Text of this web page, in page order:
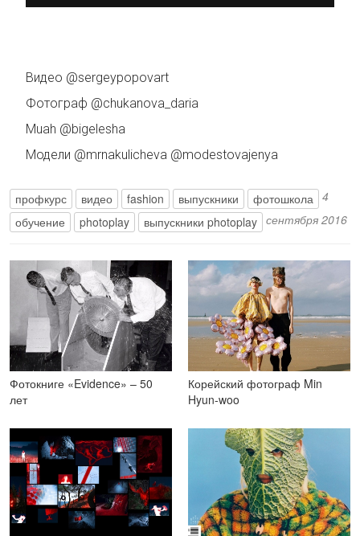
Видео @sergeypopovart
Фотограф @chukanova_daria
Muah @bigelesha
Модели @mrnakulicheva @modestovajenya
профкурс видео fashion выпускники
фотошкола
обучение
photoplay выпускники photoplay
4
сентября 2016
Фотокниге «Evidence» – 50
лет
Корейский фотограф Min
Hyun-woo